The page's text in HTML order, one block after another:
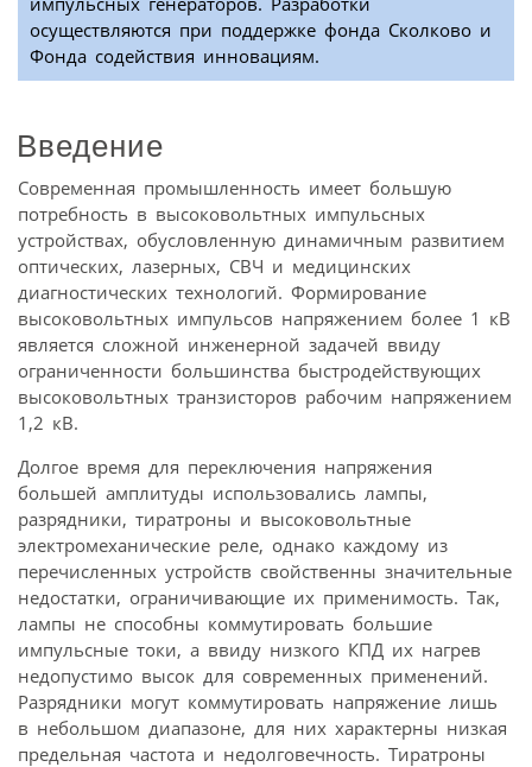
осуществляются при поддержке фонда Сколково и
Фонда содействия инновациям.
Введение
Современная промышленность имеет большую
потребность в высоковольтных импульсных
устройствах, обусловленную динамичным развитием
оптических, лазерных, СВЧ и медицинских
диагностических технологий. Формирование
высоковольтных импульсов напряжением более 1 кВ
является сложной инженерной задачей ввиду
ограниченности большинства быстродействующих
высоковольтных транзисторов рабочим напряжением
1,2 кВ.
Долгое время для переключения напряжения
большей амплитуды использовались лампы,
разрядники, тиратроны и высоковольтные
электромеханические реле, однако каждому из
перечисленных устройств свойственны значительные
недостатки, ограничивающие их применимость. Так,
лампы не способны коммутировать большие
импульсные токи, а ввиду низкого КПД их нагрев
недопустимо высок для современных применений.
Разрядники могут коммутировать напряжение лишь
в небольшом диапазоне, для них характерны низкая
предельная частота и недолговечность. Тиратроны